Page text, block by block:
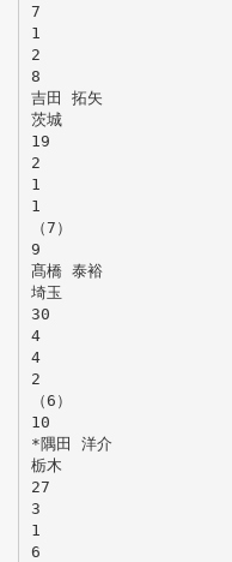
7
1
2
8
吉田 拓矢
茨城
19
2
1
1
（7）
9
髙橋 泰裕
埼玉
30
4
4
2
（6）
10
*隅田 洋介
栃木
27
3
1
6